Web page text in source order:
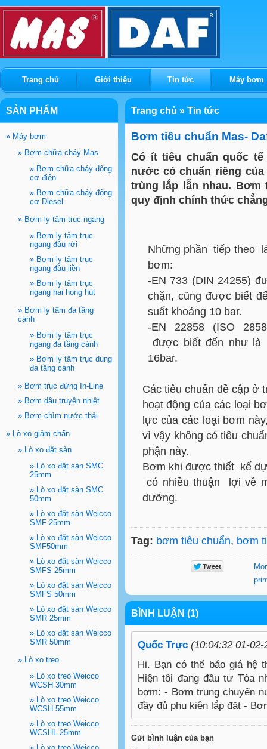
Bơm tiêu chuẩn Mas-
Có ít tiêu chuẩn quốc
nước có chuẩn riêng
trùng lắp lẫn nhau. Bơm
quy định chính thức
Những phần tiếp theo
bơm:
-EN 733 (DIN 24255)
chặn, cũng được biết
suất khoảng 10 bar.
-EN 22858 (ISO
được biết đến như là
16bar.
Các tiêu chuẩn đề cập ở
hoạt động của các loại
lực của các loại bơm
vì vậy không có tiêu
phận này.
Bơm khi được thiết kế
có nhiều thuận lợi về
dưỡng.
Tag: bơm tiêu chuẩn, bơm
BÌNH LUẬN (1)
Quốc Trực (10:04:32 01-02-
Hi. Bạn có thể báo giá hệ
Hiện tôi đang đầu tư Tòa
bơm: - Bơm trung chuyển
đầy đủ phụ kiện lắp đặt -
Gửi bình luận của bạn
Trang chủ » Tin tức
SẢN PHẨM
» Máy bơm
» Bơm chữa cháy Mas
» Bơm chữa cháy động
cơ điện
» Bơm chữa cháy động
cơ Diesel
» Bơm ly tâm trục ngang
» Bơm ly tâm trục
ngang đầu rời
» Bơm ly tâm trục
ngang đầu liền
» Bơm ly tâm trục
ngang hai họng hút
» Bơm ly tâm đa tầng
cánh
» Bơm ly tâm trục
ngang đa tầng cánh
» Bơm ly tâm trục dung
đa tầng cánh
» Bơm trục đứng In-Line
» Bơm dầu truyền nhiệt
» Bơm chìm nước thải
» Lò xo giảm chấn
» Lò xo đặt sàn
» Lò xo đặt sàn SMC
25mm
» Lò xo đặt sàn SMC
50mm
» Lò xo đặt sàn Weicco
SMF 25mm
» Lò xo đặt sàn Weicco
SMF50mm
» Lò xo đặt sàn Weicco
SMFS 25mm
» Lò xo đặt sàn Weicco
SMFS 50mm
» Lò xo đặt sàn Weicco
SMR 25mm
» Lò xo đặt sàn Weicco
SMR 50mm
» Lò xo treo
» Lò xo treo Weicco
WCSH 30mm
» Lò xo treo Weicco
WCSH 55mm
» Lò xo treo Weicco
WCSHL 25mm
Trang chủ Giới thiệu Tin tức Máy bơm